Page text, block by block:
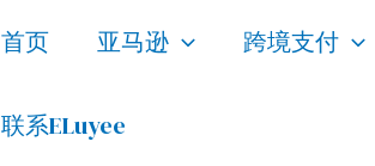
首页 亚马逊 跨境支付
联系ELuyee